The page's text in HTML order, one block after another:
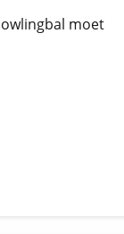
moet